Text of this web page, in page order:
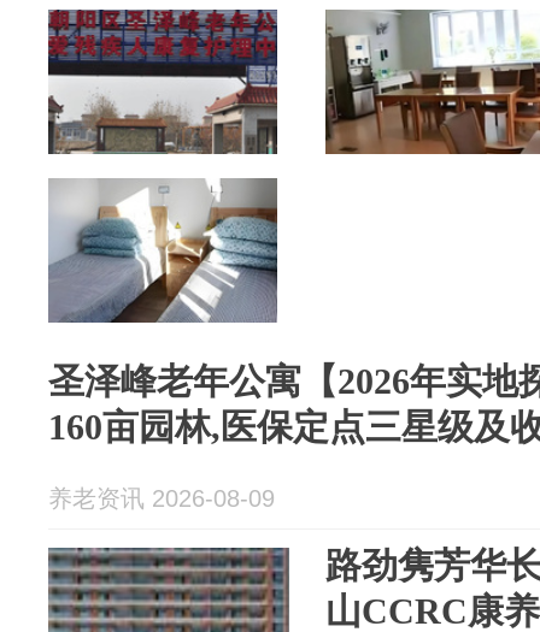
圣泽峰老年公寓【2026年实地
160亩园林,医保定点三星级及
养老资讯 2026-08-09
路劲隽芳华
山CCRC康